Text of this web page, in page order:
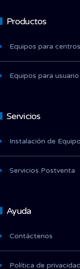
Productos
Equipos para
Equipos para
Servicios
Instalación de
Servicios Postventa
Ayuda
Contáctenos
Política de